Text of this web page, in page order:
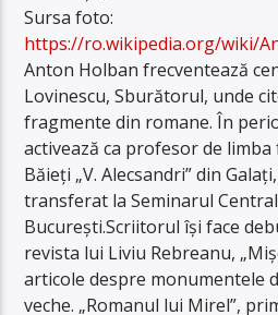
Sursa foto:
https://ro.wikipedia.org/wiki/
Anton Holban frecventează
Lovinescu, Sburătorul, unde
fragmente din romane. În
activează ca profesor de limba
Băieți „V. Alecsandri” din
transferat la Seminarul
București.Scriitorul își face
revista lui Liviu Rebreanu,
articole despre monumentele
veche. „Romanul lui Mirel”,